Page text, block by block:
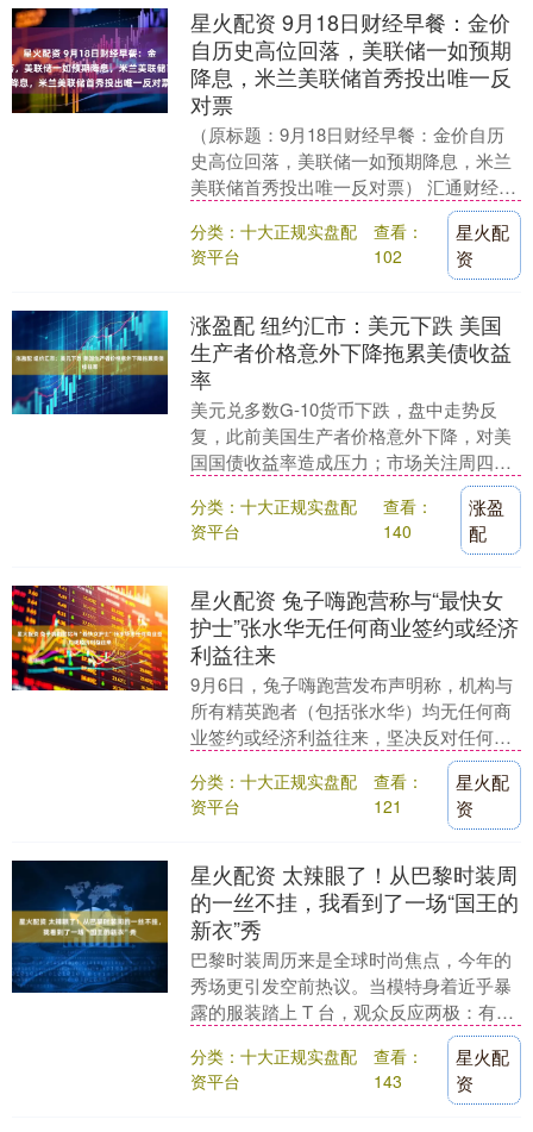
星火配资 9月18日财经早餐：金价
自历史高位回落，美联储一如预期
降息，米兰美联储首秀投出唯一反
对票
（原标题：9月18日财经早餐：金价自历
史高位回落，美联储一如预期降息，米兰
美联储首秀投出唯一反对票） 汇通财经
APP讯——周四（北京时间9月18日）亚
市早盘，现....
分类：十大正规实盘配
资平台
查看：
102
星火配
资
涨盈配 纽约汇市：美元下跌 美国
生产者价格意外下降拖累美债收益
率
美元兑多数G-10货币下跌，盘中走势反
复，此前美国生产者价格意外下降，对美
国国债收益率造成压力；市场关注周四即
将公布的消费者价格指数（CPI）。 彭博
美元指数跌....
分类：十大正规实盘配
资平台
查看：
140
涨盈
配
星火配资 兔子嗨跑营称与“最快女
护士”张水华无任何商业签约或经济
利益往来
9月6日，兔子嗨跑营发布声明称，机构与
所有精英跑者（包括张水华）均无任何商
业签约或经济利益往来，坚决反对任何形
式的网络暴力、人身攻击和恶意造谣。....
分类：十大正规实盘配
资平台
查看：
121
星火配
资
星火配资 太辣眼了！从巴黎时装周
的一丝不挂，我看到了一场“国王的
新衣”秀
巴黎时装周历来是全球时尚焦点，今年的
秀场更引发空前热议。当模特身着近乎暴
露的服装踏上 T 台，观众反应两极：有人
赞其为突破常规的艺术，也有人质疑是博
眼球的行为艺....
分类：十大正规实盘配
资平台
查看：
143
星火配
资